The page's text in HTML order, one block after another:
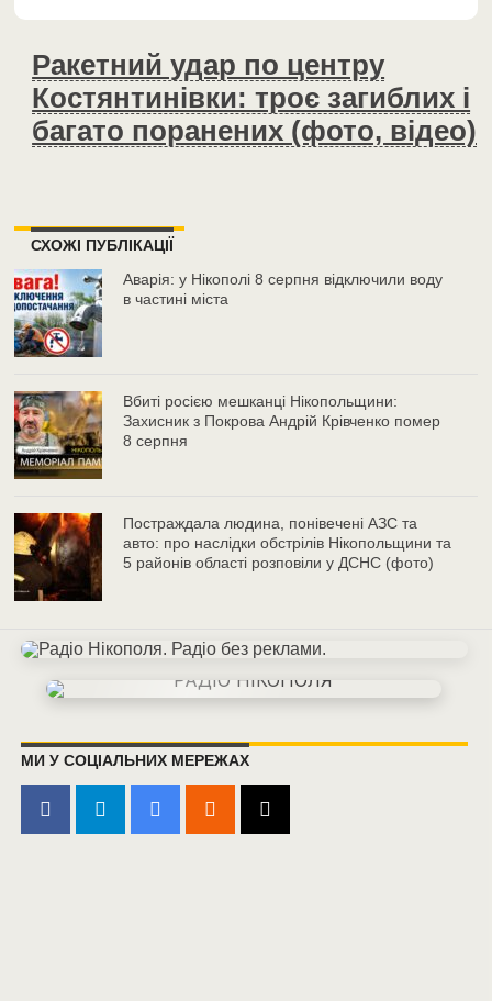
Ракетний удар по центру
Костянтинівки: троє загиблих і
багато поранених (фото, відео)
СХОЖІ ПУБЛІКАЦІЇ
Аварія: у Нікополі 8 серпня відключили воду
в частині міста
Вбиті росією мешканці Нікопольщини:
Захисник з Покрова Андрій Крівченко помер
8 серпня
Постраждала людина, понівечені АЗС та
авто: про наслідки обстрілів Нікопольщини та
5 районів області розповіли у ДСНС (фото)
МИ У СОЦІАЛЬНИХ МЕРЕЖАХ